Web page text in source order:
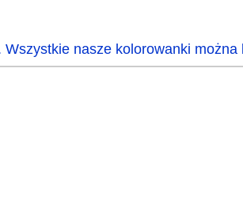
nasze kolorowanki